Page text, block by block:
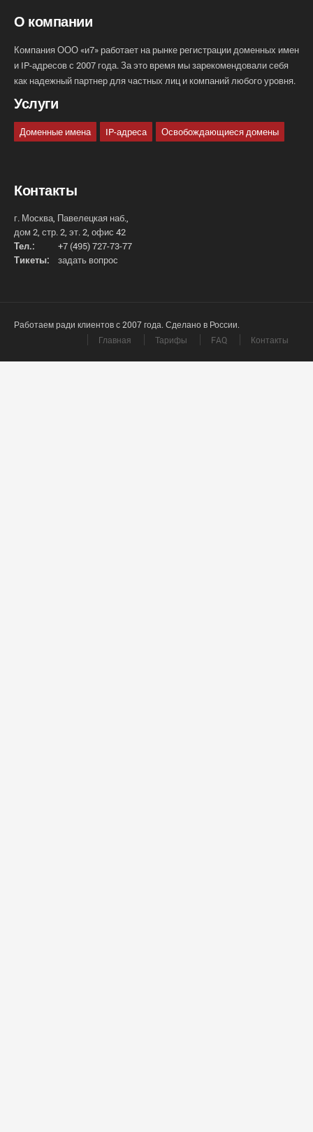
О компании
Компания ООО «и7» работает на рынке регистрации доменных имен
и IP-адресов с 2007 года. За это время мы зарекомендовали себя
как надежный партнер для частных лиц и компаний любого уровня.
Услуги
Доменные имена IP-адреса Освобождающиеся домены
Контакты
г. Москва, Павелецкая наб.,
дом 2, стр. 2, эт. 2, офис 42
Тел.:
+7 (495) 727-73-77
Тикеты:
задать вопрос
Работаем ради клиентов с 2007 года. Сделано в России.
Главная
Тарифы FAQ Контакты